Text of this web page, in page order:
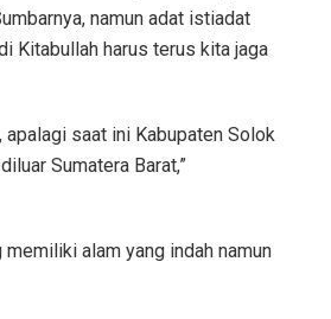
namun adat istiadat
Kitabullah harus terus kita jaga
saat ini Kabupaten Solok
Sumatera Barat,”
alam yang indah namun